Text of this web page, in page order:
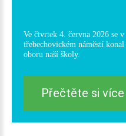
Ve čtvrtek 4. června 2026 se
třebechovickém náměstí
oboru naší školy.
Přečtěte si více